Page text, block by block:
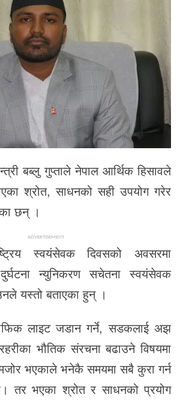
बब्लु गुप्ताले नेपाल आर्थिक हिसावले
श्रोत, साधनको सही उपयोग गरेर
छन् ।
ADVERTISEMENT
स्वयंसेवक दिवसको अवसरमा
न्युनिकरण सचेतना स्वयंसेवक
यस्तो बताएका हुन् ।
लाइट जडान गर्ने, सडकलाई अझ
भौतिक संरचना बढाउने विषयमा
भएकाले भनेकै समयमा सबै कुरा गर्न
तर भएका श्रोत र साधनको प्रयोग